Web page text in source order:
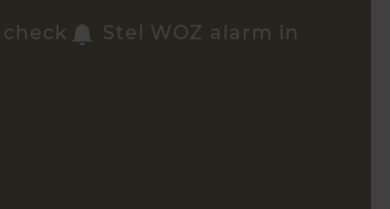
Stel WOZ alarm in